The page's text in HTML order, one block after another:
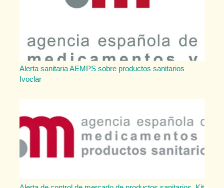
Alerta sanitaria AEMPS sobre productos sanitarios
Ivoclar